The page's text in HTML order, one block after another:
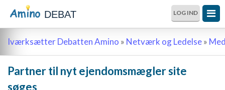
DEBAT LOG IND
Iværksætter Debatten Amino » Netværk og Ledelse»
Partner til nyt ejendomsmægler site
søges